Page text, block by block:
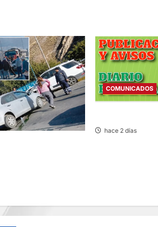
COMUNICADOS
hace 2 días